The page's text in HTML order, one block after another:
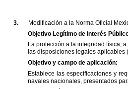
3.
Modificación a la Norma Oficial
Objetivo Legítimo de Interés
La protección a la integridad física, a
las disposiciones legales aplicables
Objetivo y campo de aplicación:
Establece las especificaciones y
navales nacionales, presentados